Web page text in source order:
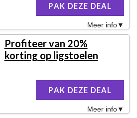
PAK DEZE DEAL
Meer info
Profiteer van 20%
korting op ligstoelen
PAK DEZE DEAL
Meer info